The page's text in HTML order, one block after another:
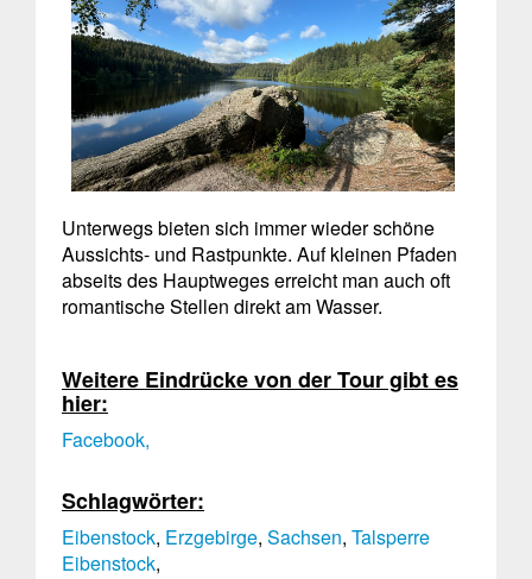
Unterwegs bieten sich immer wieder schöne
Aussichts- und Rastpunkte. Auf kleinen Pfaden
abseits des Hauptweges erreicht man auch oft
romantische Stellen direkt am Wasser.
Weitere Eindrücke von der Tour gibt es
hier:
Facebook,
Schlagwörter:
Eibenstock, Erzgebirge, Sachsen, Talsperre
Eibenstock,